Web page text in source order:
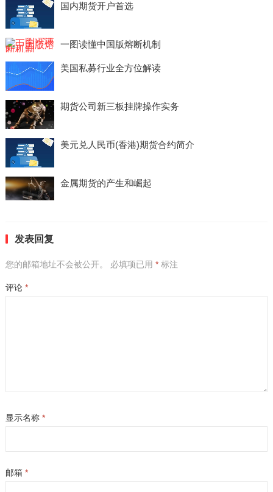
国内期货开户首选
一图读懂中国版熔断机制
美国私募行业全方位解读
期货公司新三板挂牌操作实务
美元兑人民币(香港)期货合约简介
金属期货的产生和崛起
发表回复
您的邮箱地址不会被公开。 必填项已用 *标注
评论 *
显示名称 *
邮箱 *